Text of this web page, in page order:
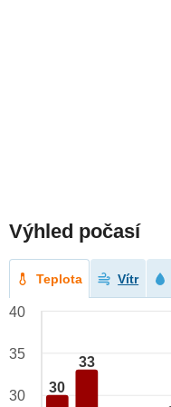
Výhled počasí
Teplota Vítr
30
33
40
35
30